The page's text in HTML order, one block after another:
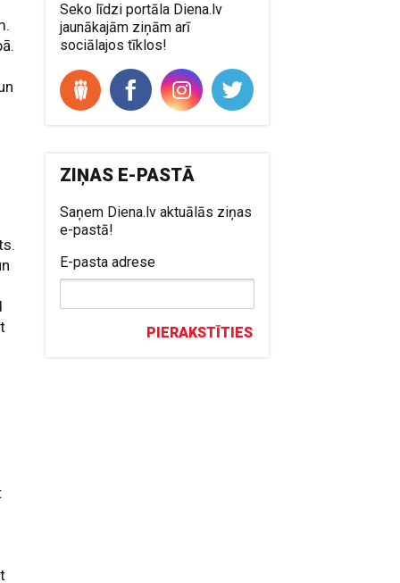
Seko līdzi portāla Diena.lv
jaunākajām ziņām arī
sociālajos tīklos!
ZIŅAS E-PASTĀ
Saņem Diena.lv aktuālās ziņas
e-pastā!
E-pasta adrese
PIERAKSTĪTIES